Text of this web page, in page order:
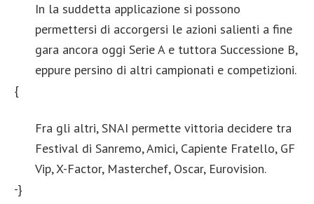
In la suddetta applicazione si possono
permettersi di accorgersi le azioni salienti a fine
gara ancora oggi Serie A e tuttora Successione B,
eppure persino di altri campionati e competizioni.
{
Fra gli altri, SNAI permette vittoria decidere tra
Festival di Sanremo, Amici, Capiente Fratello, GF
Vip, X-Factor, Masterchef, Oscar, Eurovision.
-}